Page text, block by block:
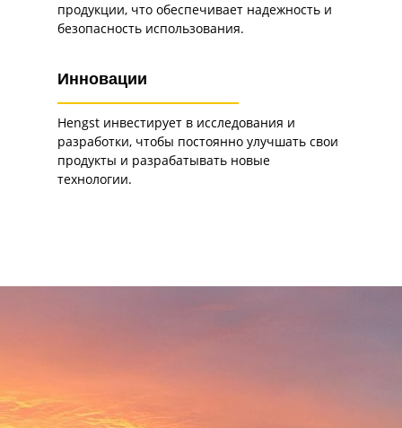
Инновации
продукции, что обеспечивает надежность и
безопасность использования.
Hengst инвестирует в исследования и
разработки, чтобы постоянно улучшать свои
продукты и разрабатывать новые
технологии.